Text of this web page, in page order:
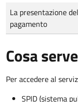
Tipo di pagamento
Importo
La presentazione
pagamento
Cosa serve
Per accedere al
SPID (sistema